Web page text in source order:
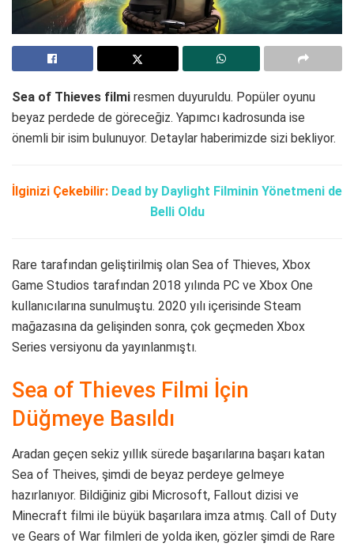
Sea of Thieves filmi resmen duyuruldu. Popüler oyunu
beyaz perdede de göreceğiz. Yapımcı kadrosunda ise
önemli bir isim bulunuyor. Detaylar haberimizde sizi bekliyor.
İlginizi Çekebilir: Dead by Daylight Filminin Yönetmeni de
Belli Oldu
Rare tarafından geliştirilmiş olan Sea of Thieves, Xbox
Game Studios tarafından 2018 yılında PC ve Xbox One
kullanıcılarına sunulmuştu. 2020 yılı içerisinde Steam
mağazasına da gelişinden sonra, çok geçmeden Xbox
Series versiyonu da yayınlanmıştı.
Sea of Thieves Filmi İçin
Düğmeye Basıldı
Aradan geçen sekiz yıllık sürede başarılarına başarı katan
Sea of Theives, şimdi de beyaz perdeye gelmeye
hazırlanıyor. Bildiğiniz gibi Microsoft, Fallout dizisi ve
Minecraft filmi ile büyük başarılara imza atmış. Call of Duty
ve Gears of War filmleri de yolda iken, gözler şimdi de Rare